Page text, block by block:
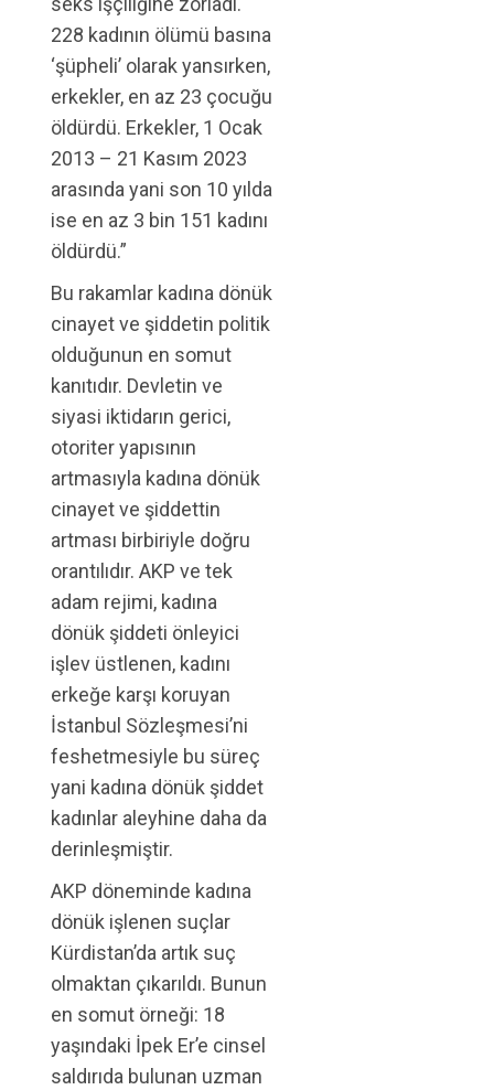
228 kadının ölümü basına
‘şüpheli’ olarak yansırken,
erkekler, en az 23 çocuğu
öldürdü. Erkekler, 1 Ocak
2013 – 21 Kasım 2023
arasında yani son 10 yılda
ise en az 3 bin 151 kadını
öldürdü.”
Bu rakamlar kadına dönük
cinayet ve şiddetin politik
olduğunun en somut
kanıtıdır. Devletin ve
siyasi iktidarın gerici,
otoriter yapısının
artmasıyla kadına dönük
cinayet ve şiddettin
artması birbiriyle doğru
orantılıdır. AKP ve tek
adam rejimi, kadına
dönük şiddeti önleyici
işlev üstlenen, kadını
erkeğe karşı koruyan
İstanbul Sözleşmesi’ni
feshetmesiyle bu süreç
yani kadına dönük şiddet
kadınlar aleyhine daha da
derinleşmiştir.
AKP döneminde kadına
dönük işlenen suçlar
Kürdistan’da artık suç
olmaktan çıkarıldı. Bunun
en somut örneği: 18
yaşındaki İpek Er’e cinsel
saldırıda bulunan uzman